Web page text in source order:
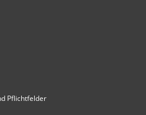
Pflichtfelder